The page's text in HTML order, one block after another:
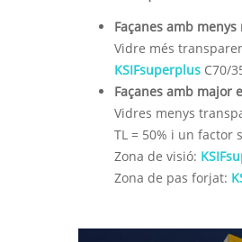
Façanes amb
Vidre més
KSIFsuperplus C70/
Façanes amb major
Vidres menys
TL = 50% i un factor
Zona de visió:
Zona de pas forjat: